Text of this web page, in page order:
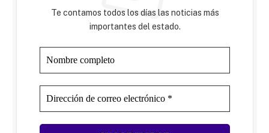
Te contamos todos los días las noticias más
importantes del estado.